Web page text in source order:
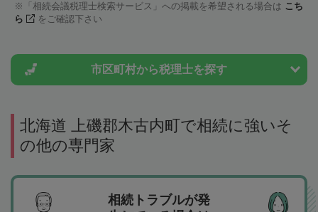
「相続会議税理士検索サービス」への掲載を希望される場合は こち
ら
をご確認下さい
市区町村から税理士を探す
北海道 上磯郡木古内町で相続に強いそ
の他の専門家
相続トラブルが発